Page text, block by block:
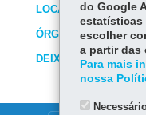
LOCAIS DE
ÓRGÃO
DEIXE SUA OPINIÃO
do Google
estatísticas
escolher
a partir das
Para mais
nossa